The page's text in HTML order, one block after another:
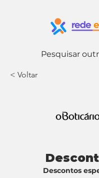
Pesquisar
< Voltar
Descontos